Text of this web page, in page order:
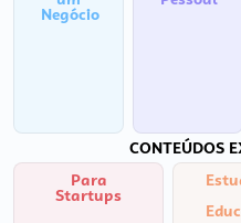
Negócio
CONTEÚDOS
Para
Startups